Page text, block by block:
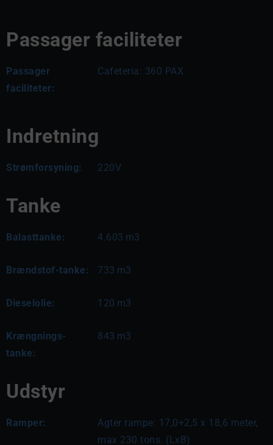
Passager faciliteter
Passager
faciliteter:
Cafeteria: 360 PAX
Indretning
Strømforsyning: 220V
Tanke
Balasttanke: 4.603 m3
Brændstof-tanke: 733 m3
Dieselolie: 120 m3
Krængnings-
tanke:
843 m3
Udstyr
Ramper:
Agter rampe: 17,0+2,5 x 18,6 meter,
max 230 tons. (LxB)